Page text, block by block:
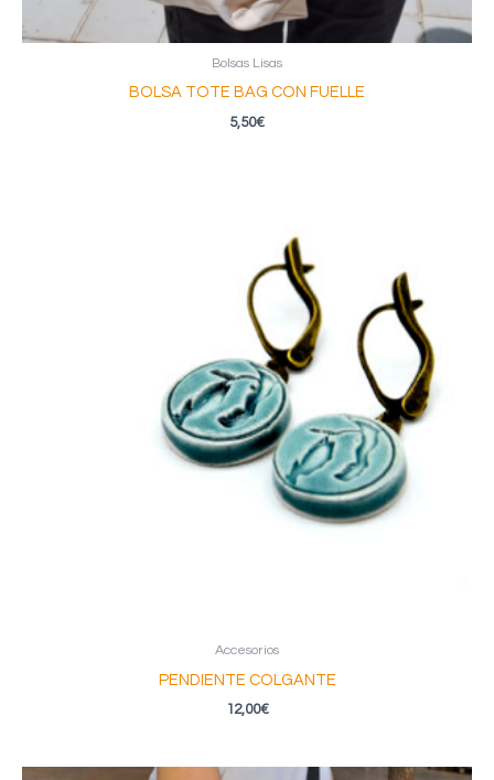
Bolsas Lisas
BOLSA TOTE BAG CON FUELLE
5,50€
Accesorios
PENDIENTE COLGANTE
12,00€